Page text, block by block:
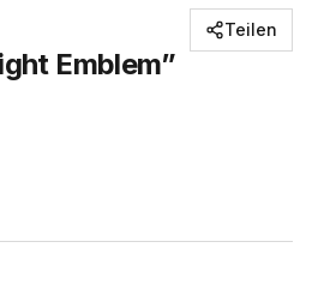
Emblem”
Teilen